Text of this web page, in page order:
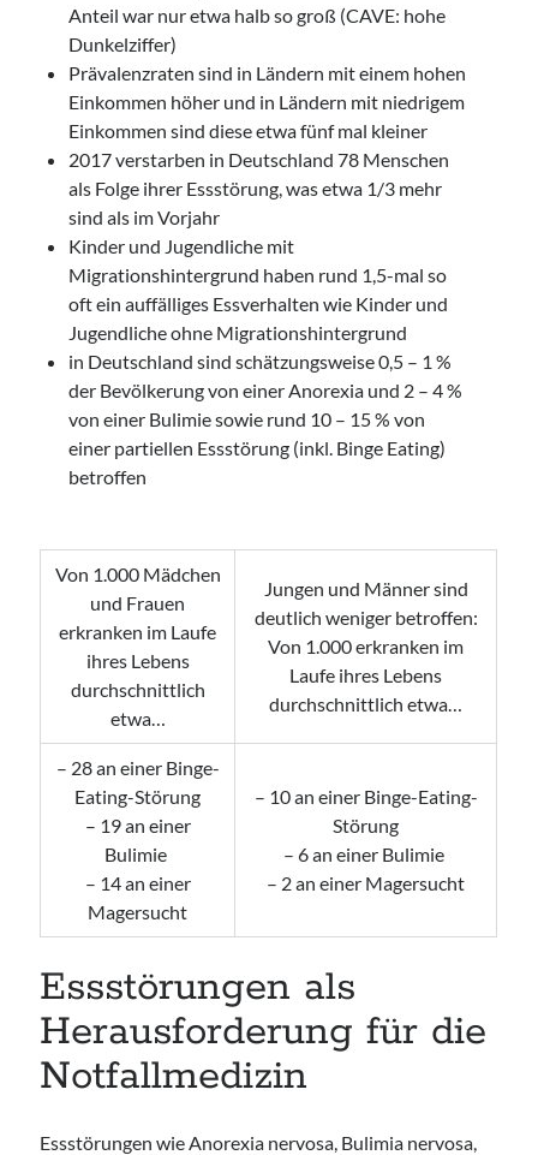
Anteil war nur etwa halb so groß (CAVE: hohe
Dunkelziffer)
Prävalenzraten sind in Ländern mit einem hohen
Einkommen höher und in Ländern mit niedrigem
Einkommen sind diese etwa fünf mal kleiner
2017 verstarben in Deutschland 78 Menschen
als Folge ihrer Essstörung, was etwa 1/3 mehr
sind als im Vorjahr
Kinder und Jugendliche mit
Migrationshintergrund haben rund 1,5-mal so
oft ein auffälliges Essverhalten wie Kinder und
Jugendliche ohne Migrationshintergrund
in Deutschland sind schätzungsweise 0,5 – 1 %
der Bevölkerung von einer Anorexia und 2 – 4 %
von einer Bulimie sowie rund 10 – 15 % von
einer partiellen Essstörung (inkl. Binge Eating)
betroffen
Von 1.000 Mädchen
und Frauen
erkranken im Laufe
ihres Lebens
durchschnittlich
etwa…
Jungen und Männer sind
deutlich weniger betroffen:
Von 1.000 erkranken im
Laufe ihres Lebens
durchschnittlich etwa…
– 28 an einer Binge-
Eating-Störung
– 19 an einer
Bulimie
– 14 an einer
Magersucht
– 10 an einer Binge-Eating-
Störung
– 6 an einer Bulimie
– 2 an einer Magersucht
Essstörungen als
Herausforderung für die
Notfallmedizin
Essstörungen wie Anorexia nervosa, Bulimia nervosa,